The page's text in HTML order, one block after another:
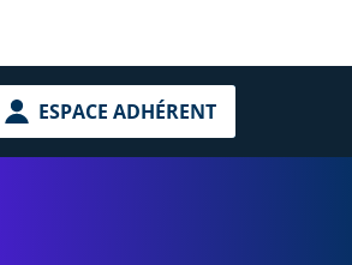
ESPACE ADHÉRENT